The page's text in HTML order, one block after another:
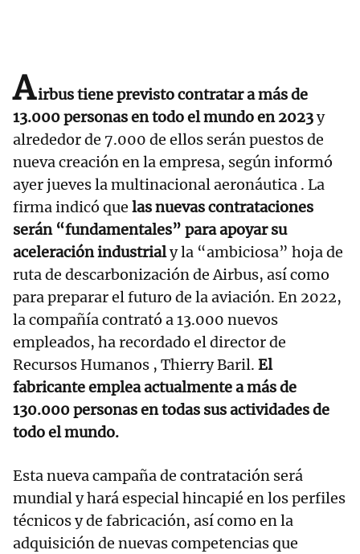
Airbus tiene previsto contratar a más de
13.000 personas en todo el mundo en 2023y
alrededor de 7.000 de ellos serán puestos de
nueva creación en la empresa, según informó
ayer jueves la multinacional aeronáutica . La
firma indicó que las nuevas contrataciones
serán “fundamentales” para apoyar su
aceleración industrialy la “ambiciosa” hoja de
ruta de descarbonización de Airbus, así como
para preparar el futuro de la aviación. En 2022,
la compañía contrató a 13.000 nuevos
empleados, ha recordado el director de
Recursos Humanos , Thierry Baril. El
fabricante emplea actualmente a más de
130.000 personas en todas sus actividades de
todo el mundo.
Esta nueva campaña de contratación será
mundial y hará especial hincapié en los perfiles
técnicos y de fabricación, así como en la
adquisición de nuevas competencias que